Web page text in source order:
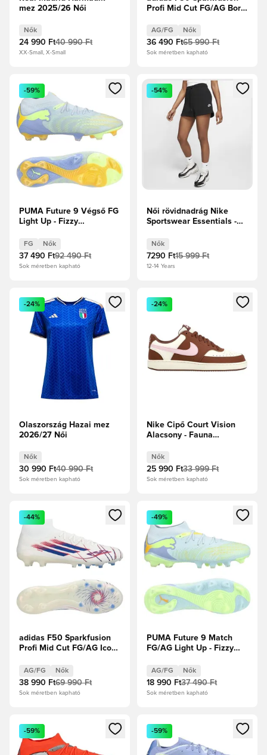
mez 2025/26 Női
Nők
24 990 Ft40 990 Ft
XX-Small, X-Small
Profi Mid Cut FG/AG Born
cipők/Vasfém/Élénksárga
Női
AG/FG Nők
36 490 Ft65 990 Ft
Sok méretben kapható
Megnyit egy modált a bejelentkezéshez vagy a tagként
-59%
PUMA Future 9 Végső FG
Light Up - Fizzy
Levendula Női
FG Nők
37 490 Ft92 490 Ft
Sok méretben kapható
Megnyit egy modált a
-54%
Női rövidnadrág Nike
Sportswear Essentials -
Nők
7290 Ft15 999 Ft
12-14 Years
Megnyit egy modált a bejelentkezéshez vagy a tagként
-24%
Olaszország Hazai mez
2026/27 Női
Nők
30 990 Ft40 990 Ft
Sok méretben kapható
Megnyit egy modált a
-24%
Nike Cipő Court Vision
Alacsony - Fauna
Női
Nők
25 990 Ft33 999 Ft
Sok méretben kapható
Megnyit egy modált a bejelentkezéshez vagy a tagként
-44%
adidas F50 Sparkfusion
Profi Mid Cut FG/AG Icon
cipők/Királykék/
Élénkpiros Női
AG/FG Nők
38 990 Ft69 990 Ft
Sok méretben kapható
Megnyit egy modált a
-49%
PUMA Future 9 Match
FG/AG Light Up - Fizzy
Levendula Női
AG/FG Nők
18 990 Ft37 490 Ft
Sok méretben kapható
Megnyit egy modált a bejelentkezéshez vagy a tagként
-59%
Megnyit egy modált a
-59%